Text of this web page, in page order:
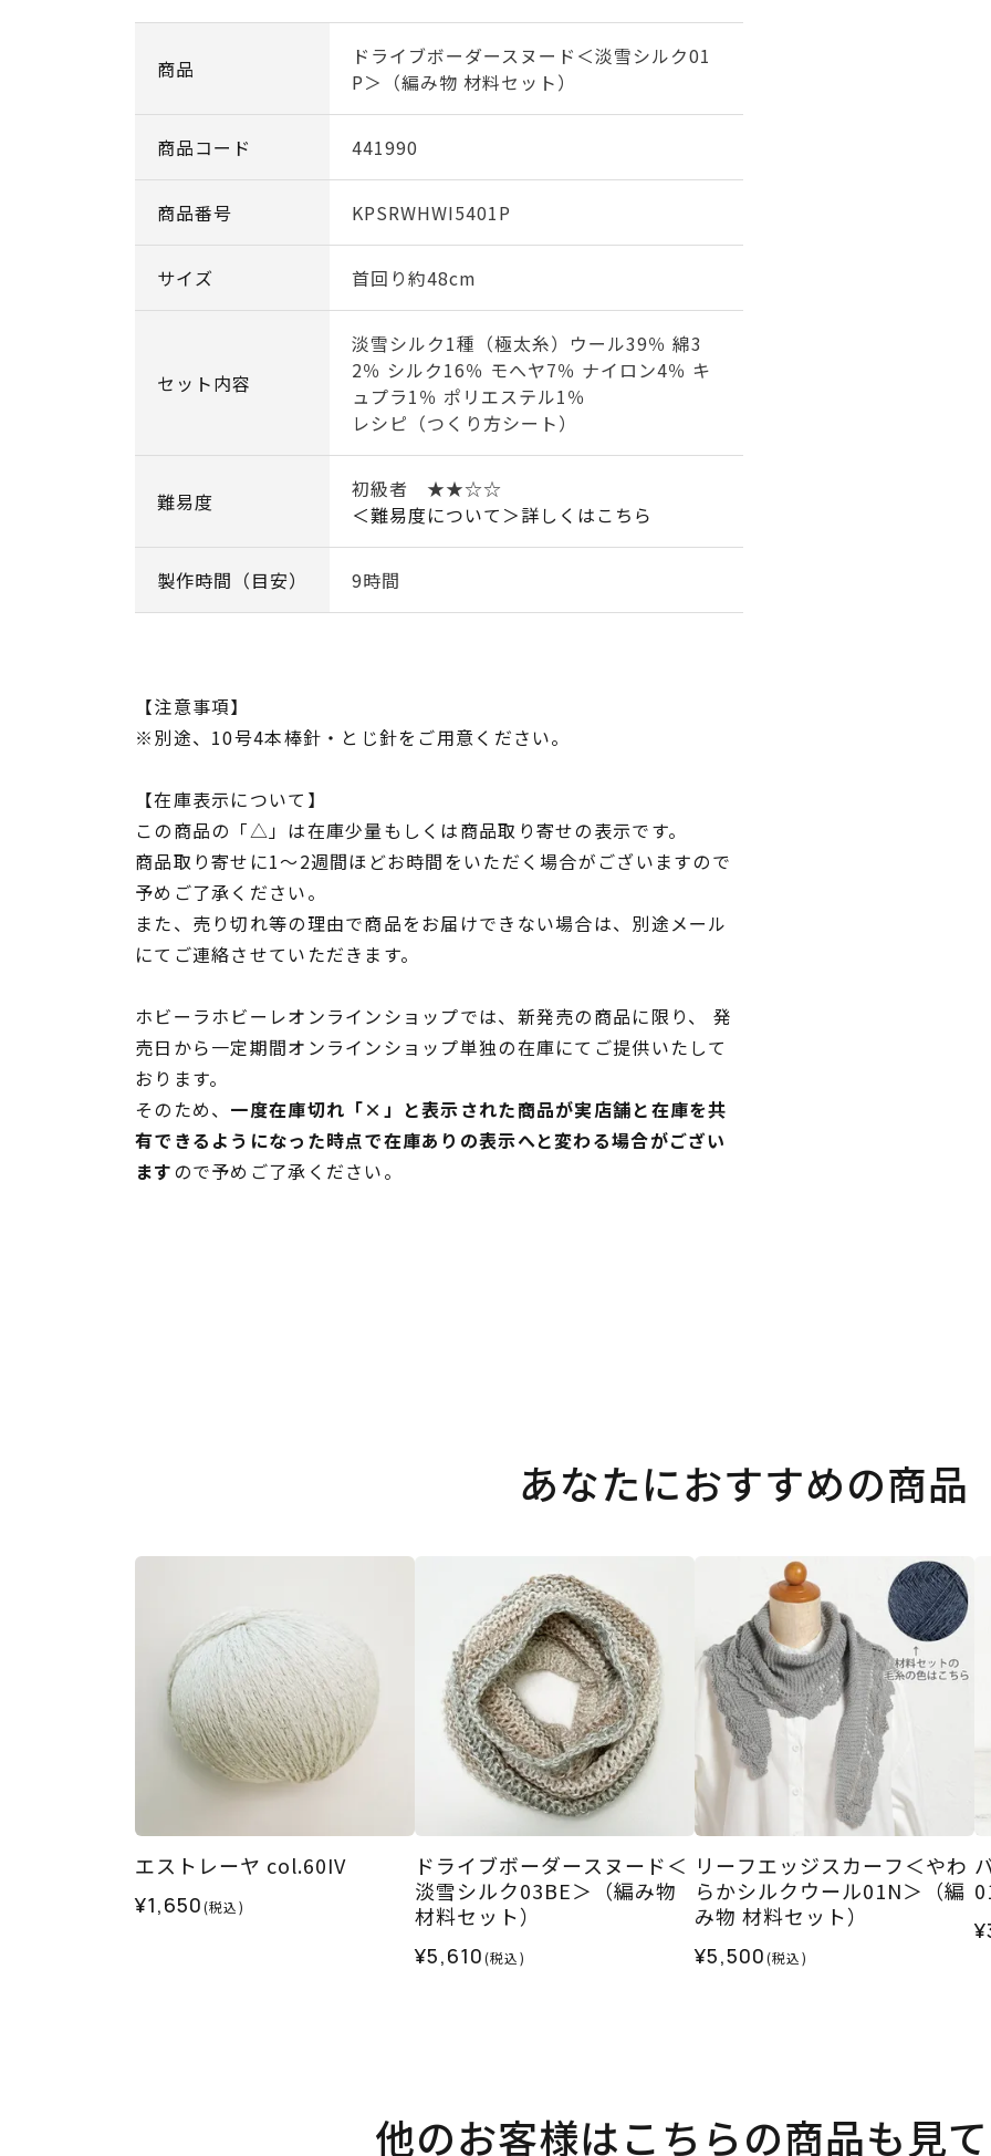
商品
ドライブボーダースヌード＜淡雪シルク01
P＞（編み物 材料セット）
商品コード 441990
商品番号 KPSRWHWI5401P
サイズ 首回り約48cm
セット内容
淡雪シルク1種（極太糸）ウール39％ 綿3
2％ シルク16％ モへヤ7％ ナイロン4％ キ
ュプラ1％ ポリエステル1％
レシピ（つくり方シート）
難易度
初級者 ★★☆☆
＜難易度について＞詳しくはこちら
製作時間（目安） 9時間
【注意事項】
※別途、10号4本棒針・とじ針をご用意ください。
【在庫表示について】
この商品の「△」は在庫少量もしくは商品取り寄せの表示です。
商品取り寄せに1～2週間ほどお時間をいただく場合がございますので
予めご了承ください。
また、売り切れ等の理由で商品をお届けできない場合は、別途メール
にてご連絡させていただきます。
ホビーラホビーレオンラインショップでは、新発売の商品に限り、 発
売日から一定期間オンラインショップ単独の在庫にてご提供いたして
おります。
そのため、 一度在庫切れ「×」と表示された商品が実店舗と在庫を共
有できるようになった時点で在庫ありの表示へと変わる場合がござい
ますので予めご了承ください。
あなたにおすすめの商品
エストレーヤ col.60IV
¥1,650(税込)
ドライブボーダースヌード＜
淡雪シルク03BE＞（編み物
材料セット）
¥5,610(税込)
リーフエッジスカーフ＜やわ
らかシルクウール01N＞（編
み物 材料セット）
¥5,500(税込)
他のお客様はこちらの商品も見